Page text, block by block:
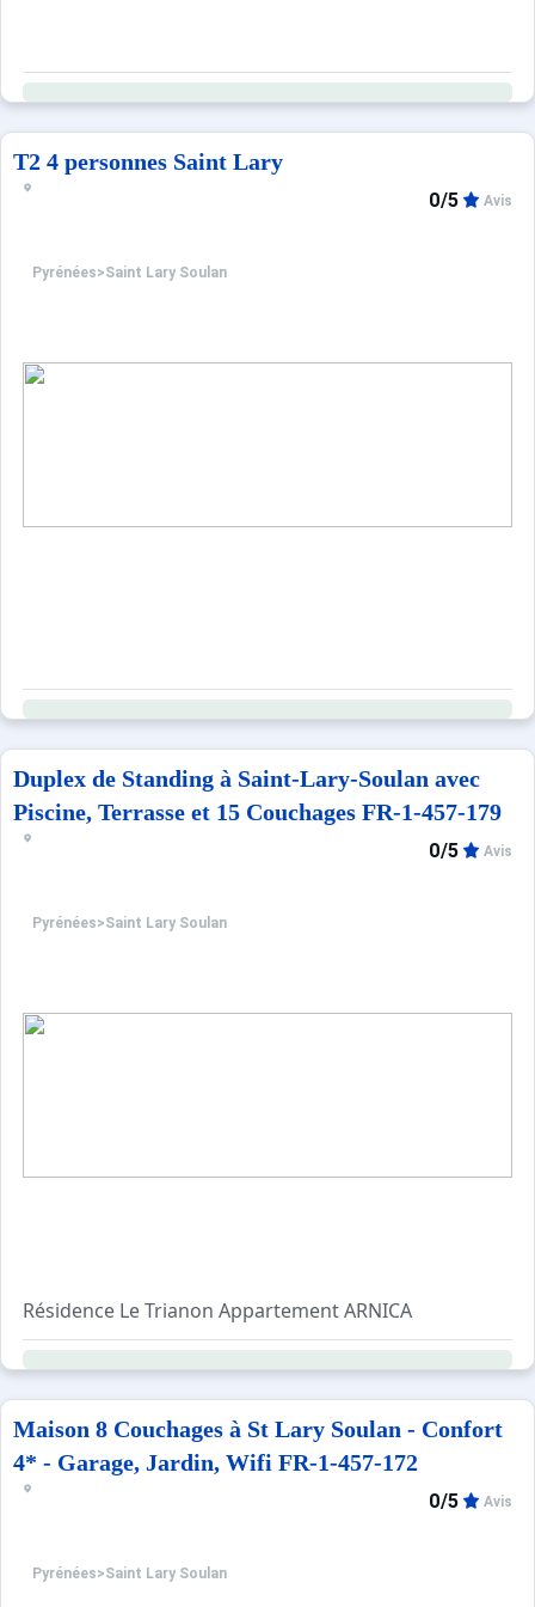
T2 4 personnes Saint Lary
Pyrénées>Saint Lary Soulan
0/5 Avis
Duplex de Standing à Saint-Lary-Soulan avec
Piscine, Terrasse et 15 Couchages FR-1-457-179
Pyrénées>Saint Lary Soulan
0/5 Avis
Résidence Le Trianon Appartement ARNICA
3, Rue Vincent Mir - Duplex Standing - Exposition Est -
Terrasse - Surface Habitable 218.48m²
Accès WIFI
Piscine non chauffé ouverte l'été
Séjour / Salle à manger avec 3 canapé en cuir 3 places
Cuisine équipée avec plaque à induction 4 feux,
1 Chambre avec un lit 160x200 et sa salle d'eau.
Maison 8 Couchages à St Lary Soulan - Confort
4* - Garage, Jardin, Wifi FR-1-457-172
Pyrénées>Saint Lary Soulan
0/5 Avis